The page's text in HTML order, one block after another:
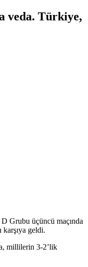
veda. Türkiye,
Grubu üçüncü maçında
geldi.
millilerin 3-2’lik